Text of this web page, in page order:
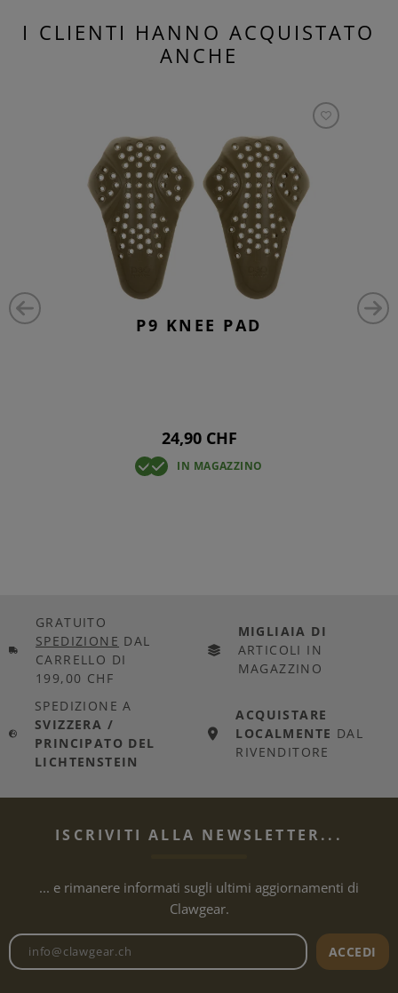
I CLIENTI HANNO ACQUISTATO
ANCHE
P9 KNEE PAD
24,90 CHF
IN MAGAZZINO
GRATUITO
SPEDIZIONE DAL
CARRELLO DI
199,00 CHF
MIGLIAIA DI
ARTICOLI IN
MAGAZZINO
SPEDIZIONE A
SVIZZERA /
PRINCIPATO DEL
LICHTENSTEIN
ACQUISTARE
LOCALMENTE DAL
RIVENDITORE
ISCRIVITI ALLA NEWSLETTER...
... e rimanere informati sugli ultimi aggiornamenti di
Clawgear.
Indirizzo e-mail dellaACCEDI